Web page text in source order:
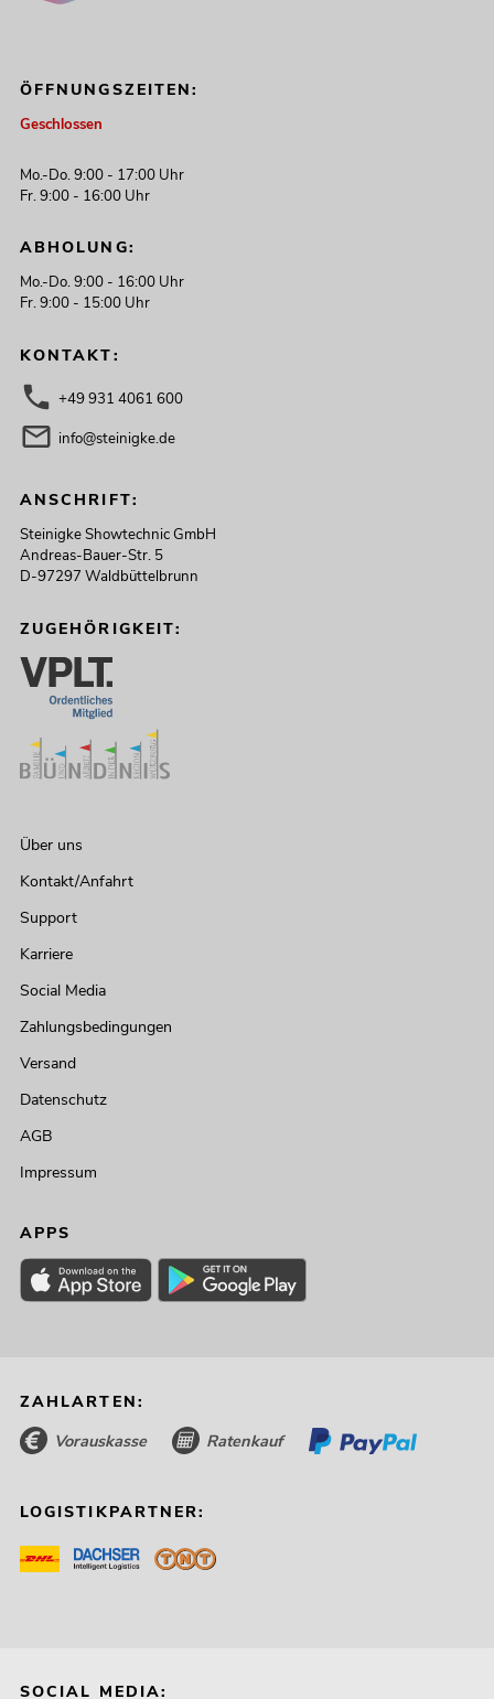
ÖFFNUNGSZEITEN:
Geschlossen
Mo.-Do. 9:00 - 17:00 Uhr
Fr. 9:00 - 16:00 Uhr
ABHOLUNG:
Mo.-Do. 9:00 - 16:00 Uhr
Fr. 9:00 - 15:00 Uhr
KONTAKT:
+49 931 4061 600
info@steinigke.de
ANSCHRIFT:
Steinigke Showtechnic GmbH
Andreas-Bauer-Str. 5
D-97297 Waldbüttelbrunn
ZUGEHÖRIGKEIT:
Über uns
Kontakt/Anfahrt
Support
Karriere
Social Media
Zahlungsbedingungen
Versand
Datenschutz
AGB
Impressum
APPS
ZAHLARTEN:
Vorauskasse Ratenkauf
LOGISTIKPARTNER:
SOCIAL MEDIA: